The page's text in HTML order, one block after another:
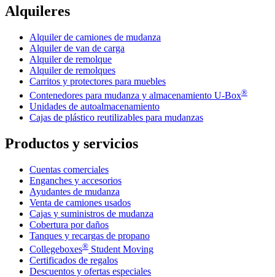
Alquileres
Alquiler de camiones de mudanza
Alquiler de van de carga
Alquiler de remolque
Alquiler de remolques
Carritos y protectores para muebles
Contenedores para mudanza y almacenamiento U-Box®
Unidades de autoalmacenamiento
Cajas de plástico reutilizables para mudanzas
Productos y servicios
Cuentas comerciales
Enganches y accesorios
Ayudantes de mudanza
Venta de camiones usados
Cajas y suministros de mudanza
Cobertura por daños
Tanques y recargas de propano
Collegeboxes® Student Moving
Certificados de regalos
Descuentos y ofertas especiales